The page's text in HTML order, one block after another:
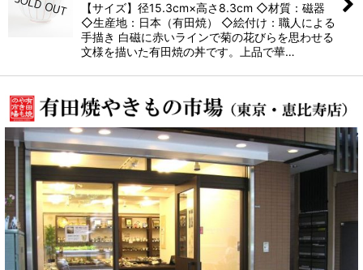
【サイズ】径15.3cm×高さ8.3cm ◇材質：磁器
◇生産地：日本（有田焼） ◇絵付け：職人による
手描き 白磁に赤いラインで菊の花びらを思わせる
文様を描いた有田焼の丼です。上品で華…